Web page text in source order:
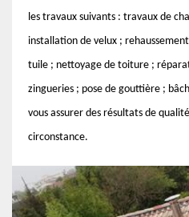
les travaux suivants : travaux de
installation de velux ;
tuile ; nettoyage de toiture ;
zingueries ; pose de gouttière ;
vous assurer des résultats de
circonstance.